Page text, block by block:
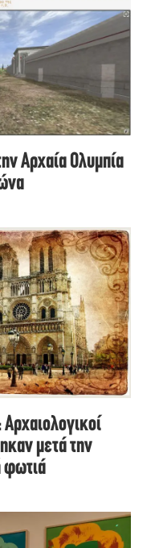
Αρχαία Ολυμπία
μετά την
φωτιά